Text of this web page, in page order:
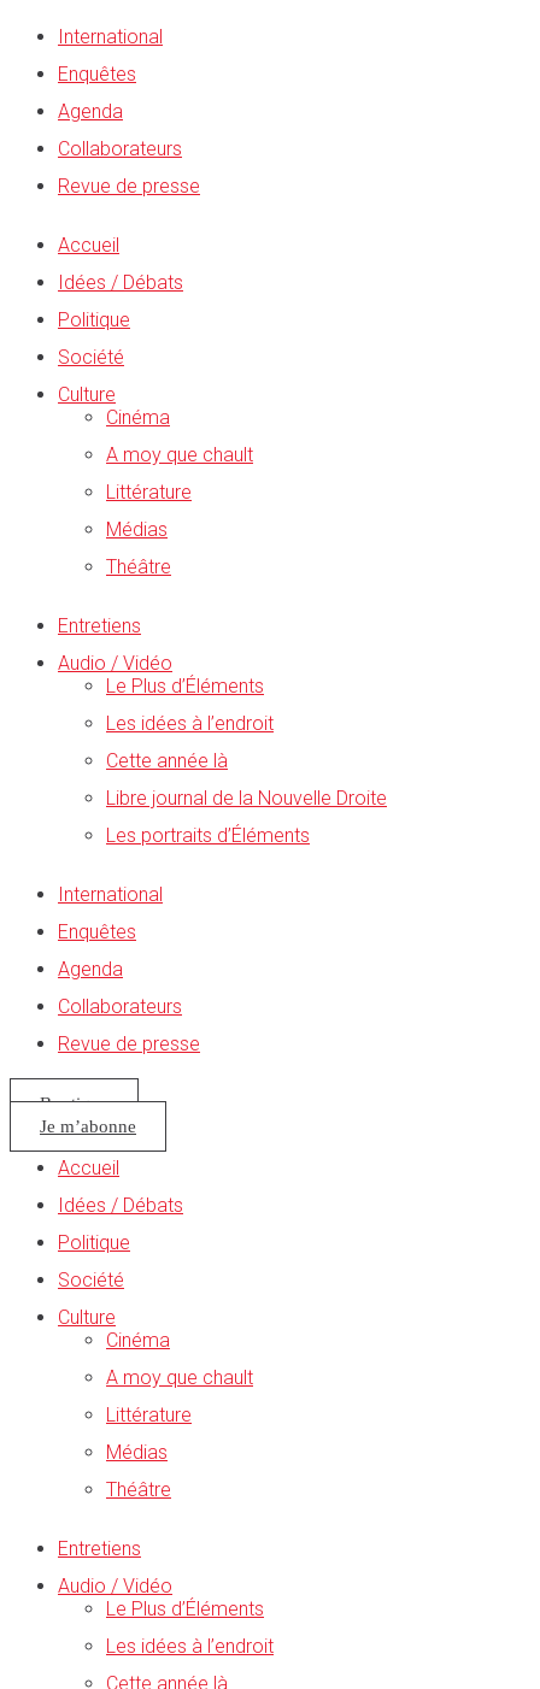
International
Enquêtes
Agenda
Collaborateurs
Revue de presse
Accueil
Idées / Débats
Politique
Société
Culture
Cinéma
A moy que chault
Littérature
Médias
Théâtre
Entretiens
Audio / Vidéo
Le Plus d’Éléments
Les idées à l’endroit
Cette année là
Libre journal de la Nouvelle Droite
Les portraits d’Éléments
International
Enquêtes
Agenda
Collaborateurs
Revue de presse
Boutique
Je m’abonne
Accueil
Idées / Débats
Politique
Société
Culture
Cinéma
A moy que chault
Littérature
Médias
Théâtre
Entretiens
Audio / Vidéo
Le Plus d’Éléments
Les idées à l’endroit
Cette année là